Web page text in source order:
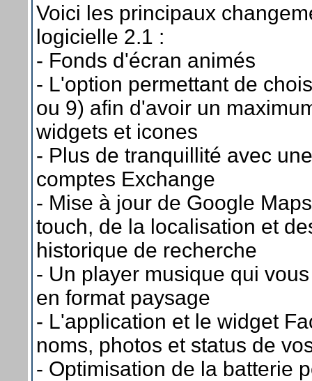
Voici les principaux
logicielle 2.1 :
- Fonds d'écran animés
- L'option permettant de
ou 9) afin d'avoir un
widgets et icones
- Plus de tranquillité avec
comptes Exchange
- Mise à jour de Google
touch, de la localisation et
historique de recherche
- Un player musique qui
en format paysage
- L'application et le widget
noms, photos et status de
- Optimisation de la batterie